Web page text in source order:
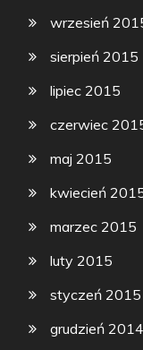
wrzesień
sierpień 2015
lipiec 2015
czerwiec
maj 2015
kwiecień
marzec 2015
luty 2015
styczeń 2015
grudzień 2014